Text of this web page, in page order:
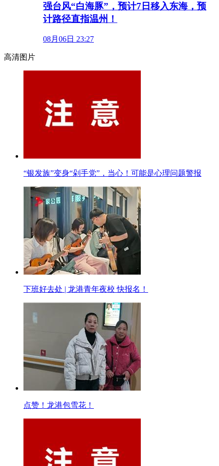
强台风“白海豚”，预计7日移入东海，预
计路径直指温州！
08月06日 23:27
高清图片
“银发族”变身“剁手党”，当心！可能是心理问题警报
下班好去处 | 龙港青年夜校 快报名！
点赞！龙港包雪花！